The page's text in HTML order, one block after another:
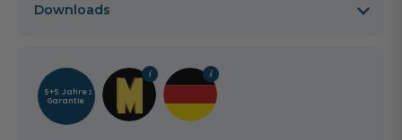
Downloads
5+5 Jahre
Garantie
2